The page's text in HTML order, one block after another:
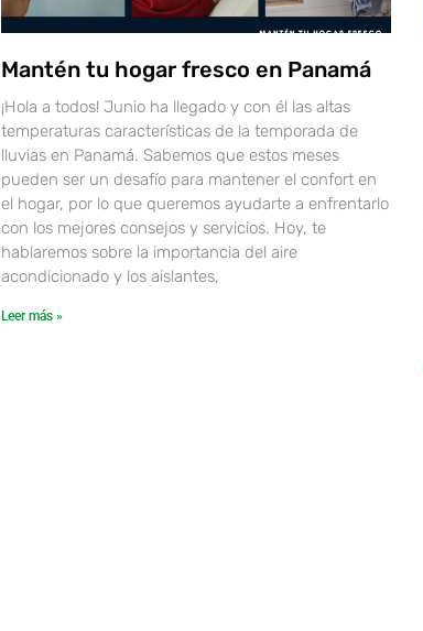
Mantén tu hogar fresco en Panamá
¡Hola a todos! Junio ha llegado y con él las altas
temperaturas características de la temporada de
lluvias en Panamá. Sabemos que estos meses
pueden ser un desafío para mantener el confort en
el hogar, por lo que queremos ayudarte a enfrentarlo
con los mejores consejos y servicios. Hoy, te
hablaremos sobre la importancia del aire
acondicionado y los aislantes,
Leer más »